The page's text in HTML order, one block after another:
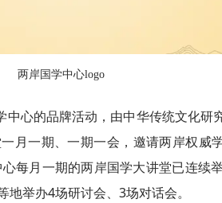
两岸国学中心logo
中心的品牌活动，由中华传统文化研
月一期、一期一会，邀请两岸权威
每月一期的两岸国学大讲堂已连续
举办4场研讨会、3场对话会。